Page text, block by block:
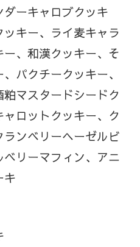
ーキャロブクッキ
キー、ライ麦キャラ
、和漢クッキー、そ
パクチークッキー、
マスタードシードク
ロットクッキー、ク
ンベリーヘーゼルビ
リーマフィン、アニ
キ